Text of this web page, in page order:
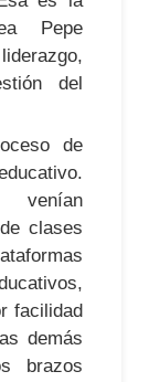
Pepe
del
de
venían
clases
facilidad
demás
brazos